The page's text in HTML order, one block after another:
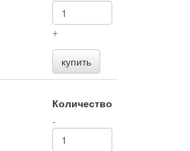
+
купить
Количество
-